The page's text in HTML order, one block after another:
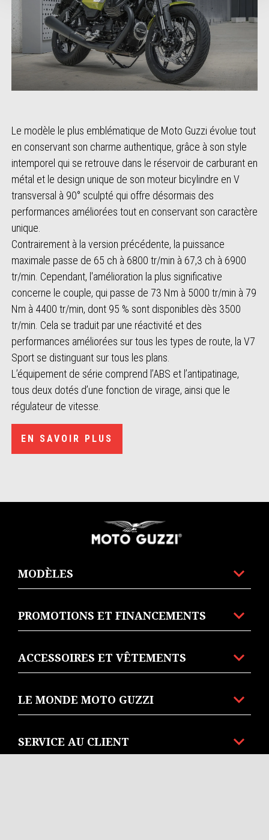
Le modèle le plus emblématique de Moto Guzzi évolue tout
en conservant son charme authentique, grâce à son style
intemporel qui se retrouve dans le réservoir de carburant en
métal et le design unique de son moteur bicylindre en V
transversal à 90° sculpté qui offre désormais des
performances améliorées tout en conservant son caractère
unique.
Contrairement à la version précédente, la puissance
maximale passe de 65 ch à 6800 tr/min à 67,3 ch à 6900
tr/min. Cependant, l'amélioration la plus significative
concerne le couple, qui passe de 73 Nm à 5000 tr/min à 79
Nm à 4400 tr/min, dont 95 % sont disponibles dès 3500
tr/min. Cela se traduit par une réactivité et des
performances améliorées sur tous les types de route, la V7
Sport se distinguant sur tous les plans.
L’équipement de série comprend l’ABS et l’antipatinage,
tous deux dotés d’une fonction de virage, ainsi que le
régulateur de vitesse.
EN SAVOIR PLUS
MODÈLES
PROMOTIONS ET FINANCEMENTS
ACCESSOIRES ET VÊTEMENTS
LE MONDE MOTO GUZZI
SERVICE AU CLIENT